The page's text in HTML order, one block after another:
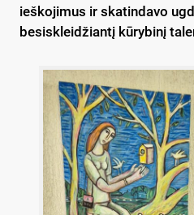
ieškojimus ir skatindavo
besiskleidžiantį kūrybinį